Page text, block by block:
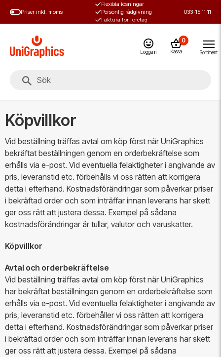
Priser inkl. moms
Flexibla lösningar
Personlig rådgivning
Faktura för företag
033-15 11 11
Logga in
0
Kassa Sortiment
Köpvillkor
Vid beställning träffas avtal om köp först när UniGraphics
bekräftat beställningen genom en orderbekräftelse som
erhålls via e-post. Vid eventuella felaktigheter i angivande av
pris, leveranstid etc. förbehålls vi oss rätten att korrigera
detta i efterhand. Kostnadsförändringar som påverkar priser
i bekräftad order och som inträffar innan leverans har skett
ger oss rätt att justera dessa. Exempel på sådana
kostnadsförändringar är tullar, valutor och varuskatter.
Köpvillkor
Avtal och orderbekräftelse
Vid beställning träffas avtal om köp först när UniGraphics
har bekräftat beställningen genom en orderbekräftelse som
erhålls via e-post. Vid eventuella felaktigheter i angivande av
pris, leveranstid etc. förbehåller vi oss rätten att korrigera
detta i efterhand. Kostnadsförändringar som påverkar priser
i bekräftad order och som inträffar innan leverans har skett
ger oss rätt att justera dessa. Exempel på sådana